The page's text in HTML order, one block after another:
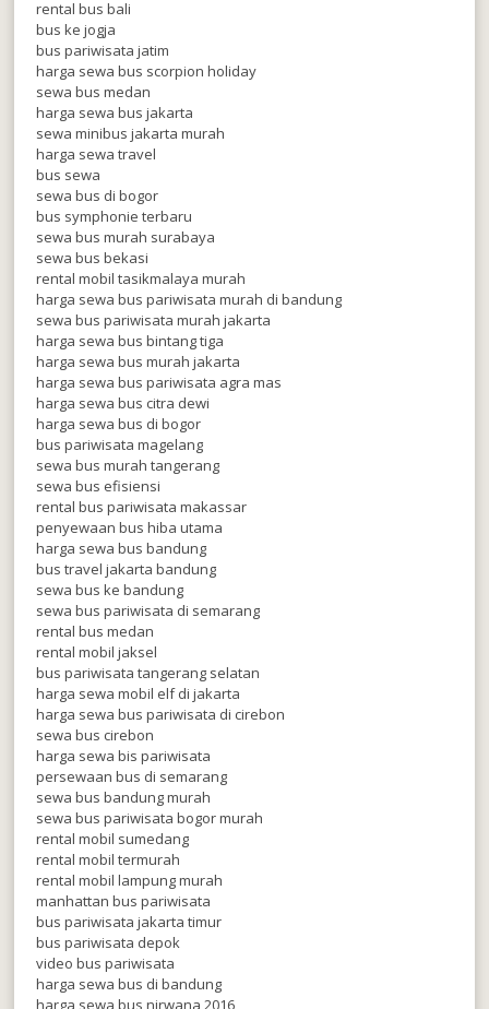
rental bus bali
bus ke jogja
bus pariwisata jatim
harga sewa bus scorpion holiday
sewa bus medan
harga sewa bus jakarta
sewa minibus jakarta murah
harga sewa travel
bus sewa
sewa bus di bogor
bus symphonie terbaru
sewa bus murah surabaya
sewa bus bekasi
rental mobil tasikmalaya murah
harga sewa bus pariwisata murah di bandung
sewa bus pariwisata murah jakarta
harga sewa bus bintang tiga
harga sewa bus murah jakarta
harga sewa bus pariwisata agra mas
harga sewa bus citra dewi
harga sewa bus di bogor
bus pariwisata magelang
sewa bus murah tangerang
sewa bus efisiensi
rental bus pariwisata makassar
penyewaan bus hiba utama
harga sewa bus bandung
bus travel jakarta bandung
sewa bus ke bandung
sewa bus pariwisata di semarang
rental bus medan
rental mobil jaksel
bus pariwisata tangerang selatan
harga sewa mobil elf di jakarta
harga sewa bus pariwisata di cirebon
sewa bus cirebon
harga sewa bis pariwisata
persewaan bus di semarang
sewa bus bandung murah
sewa bus pariwisata bogor murah
rental mobil sumedang
rental mobil termurah
rental mobil lampung murah
manhattan bus pariwisata
bus pariwisata jakarta timur
bus pariwisata depok
video bus pariwisata
harga sewa bus di bandung
harga sewa bus nirwana 2016